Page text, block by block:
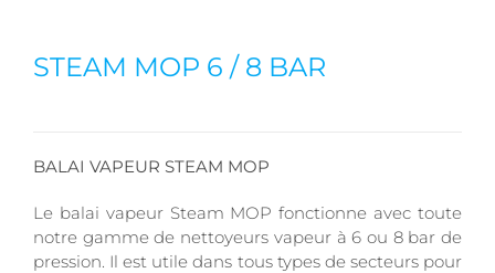
STEAM MOP 6 / 8 BAR
BALAI VAPEUR STEAM MOP
Le balai vapeur Steam MOP fonctionne avec toute
notre gamme de nettoyeurs vapeur à 6 ou 8 bar de
pression. Il est utile dans tous types de secteurs pour